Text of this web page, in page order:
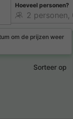
om de prijzen weer
Hoeveel personen?
Sorteer op